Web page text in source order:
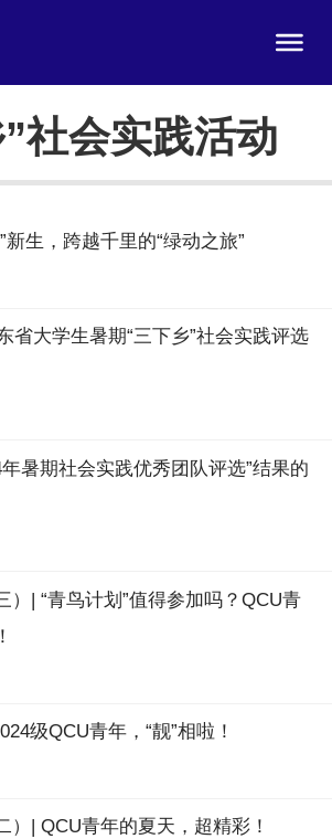
社会实践活动
新生，跨越千里的“绿动之旅”
省大学生暑期“三下乡”社会实践评选
暑期社会实践优秀团队评选”结果的
）| “青鸟计划”值得参加吗？QCU青
级QCU青年，“靓”相啦！
）| QCU青年的夏天，超精彩！